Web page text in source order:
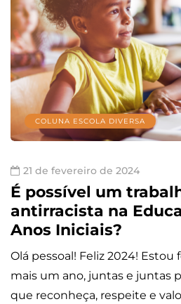
COLUNA ESCOLA DIVERSA
21 de fevereiro de 2024
É possível um
antirracista na
Anos Iniciais?
Olá pessoal! Feliz 2024!
mais um ano, juntas e juntas
que reconheça, respeite e